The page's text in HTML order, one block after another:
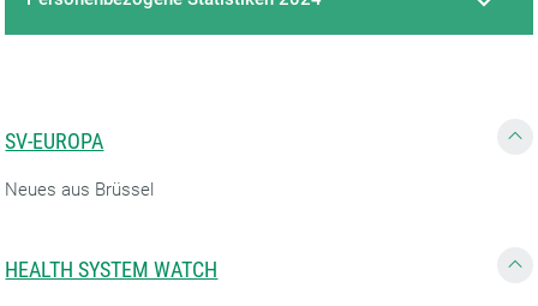
SV-EUROPA
Neues aus Brüssel
HEALTH SYSTEM WATCH